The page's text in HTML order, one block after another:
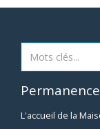
L'accueil de la